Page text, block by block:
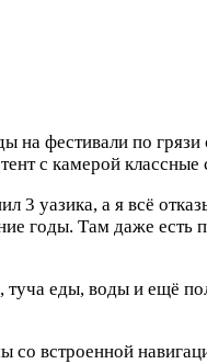
на фестивали по
с камерой
3 уазика, а я всё
годы. Там даже есть
еды, воды и ещё
встроенной